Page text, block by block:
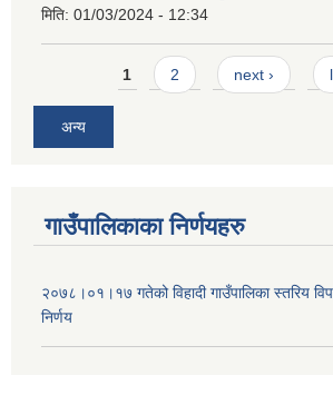
मिति: 01/03/2024 - 12:34
Pages1 2 next ›
अन्य
गाउँपालिकाका निर्णयहरु
२०७८।०१।१७ गतेको विहादी गाउँपालिका स्तरिय
निर्णय